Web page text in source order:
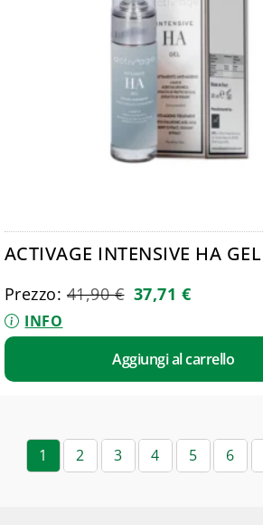
ACTIVAGE INTENSIVE HA GEL
Prezzo: 41,90€ 37,71 €
INFO
Aggiungi al carrello
1 2 3 4 5 6